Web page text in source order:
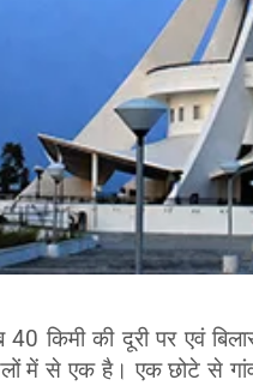
40 किमी की दूरी पर एवं
में से एक है। एक छोटे से